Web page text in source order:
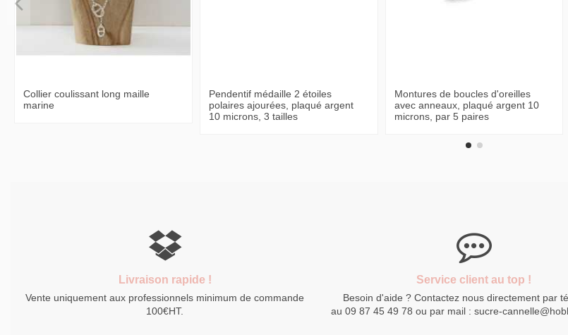
Collier coulissant long maille
marine
Pendentif médaille 2 étoiles
polaires ajourées, plaqué argent
10 microns, 3 tailles
Montures de boucles d'oreilles
avec anneaux, plaqué argent 10
microns, par 5 paires
Livraison rapide !
Vente uniquement aux professionnels minimum de commande
100€HT.
Service client au top !
Besoin d'aide ? Contactez nous directement par
au 09 87 45 49 78 ou par mail : sucre-